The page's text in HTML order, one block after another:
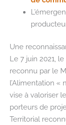
Une
Le 7 juin 2021,
reconnu par le
l’Alimentation «
vise à valoriser
porteurs de
Territorial